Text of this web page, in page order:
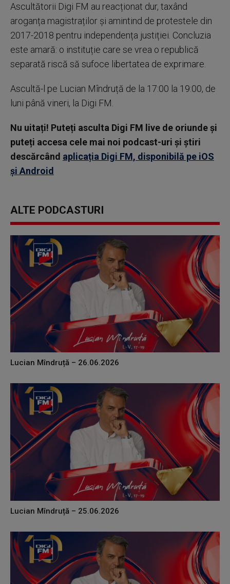
Ascultătorii Digi FM au reacționat dur, taxând
aroganța magistraților și amintind de protestele din
2017-2018 pentru independența justiției. Concluzia
este amară: o instituție care se vrea o republică
separată riscă să sufoce libertatea de exprimare.
Ascultă-l pe Lucian Mîndruță de la 17:00 la 19:00, de
luni până vineri, la Digi FM.
Nu uitați! Puteți asculta Digi FM live de oriunde și
puteți accesa cele mai noi podcast-uri și știri
descărcând aplicația Digi FM, disponibilă pe iOS
și Android
ALTE PODCASTURI
Lucian Mîndruță – 26.06.2026
Lucian Mîndruță – 25.06.2026